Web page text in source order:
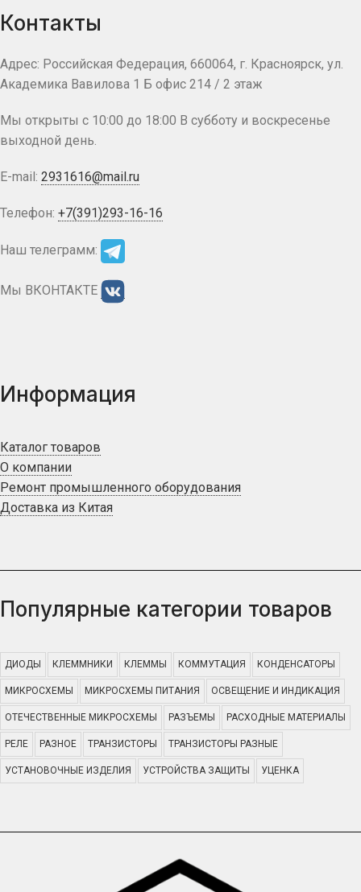
Контакты
Адрес: Российская Федерация, 660064, г. Красноярск, ул.
Академика Вавилова 1 Б офис 214 / 2 этаж
Мы открыты с 10:00 до 18:00 В субботу и воскресенье
выходной день.
E-mail: 2931616@mail.ru
Телефон: +7(391)293-16-16
Наш телеграмм:
Мы ВКОНТАКТЕ
Информация
Каталог товаров
О компании
Ремонт промышленного оборудования
Доставка из Китая
Популярные категории товаров
ДИОДЫ КЛЕММНИКИ КЛЕММЫ КОММУТАЦИЯ КОНДЕНСАТОРЫ
МИКРОСХЕМЫ МИКРОСХЕМЫ ПИТАНИЯ ОСВЕЩЕНИЕ И ИНДИКАЦИЯ
ОТЕЧЕСТВЕННЫЕ МИКРОСХЕМЫ РАЗЪЕМЫ РАСХОДНЫЕ МАТЕРИАЛЫ
РЕЛЕ РАЗНОЕ ТРАНЗИСТОРЫ ТРАНЗИСТОРЫ РАЗНЫЕ
УСТАНОВОЧНЫЕ ИЗДЕЛИЯ УСТРОЙСТВА ЗАЩИТЫ УЦЕНКА